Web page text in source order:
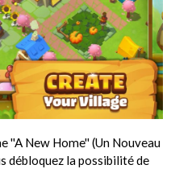
''A New Home'' (Un Nouveau
débloquez la possibilité de